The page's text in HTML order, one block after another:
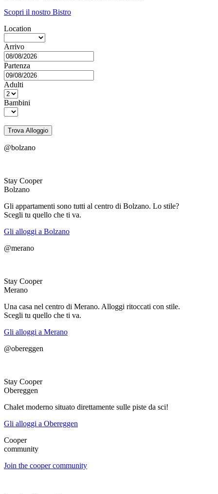
Scopri il nostro Bistro
Location
Arrivo
Partenza
Adulti
Bambini
Trova Alloggio
@bolzano
Stay Cooper
Bolzano
Gli appartamenti sono tutti al centro di Bolzano. Lo stile?
Scegli tu quello che ti va.
Gli alloggi a Bolzano
@merano
Stay Cooper
Merano
Una casa nel centro di Merano. Alloggi ritoccati con stile.
Scegli tu quello che ti va.
Gli alloggi a Merano
@obereggen
Stay Cooper
Obereggen
Chalet moderno situato direttamente sulle piste da sci!
Gli alloggi a Obereggen
Cooper
community
Join the cooper community